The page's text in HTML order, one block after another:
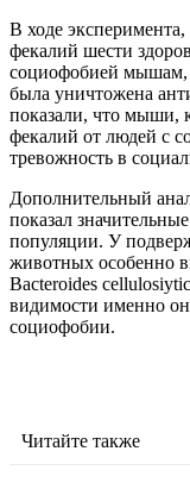
В ходе
фекалий шести
социофобией мышам,
была уничтожена
показали, что мыши,
фекалий от людей с
тревожность в
Дополнительный
показал
популяции. У
животных особенно
Bacteroides
видимости именно
социофобии.
Читайте также